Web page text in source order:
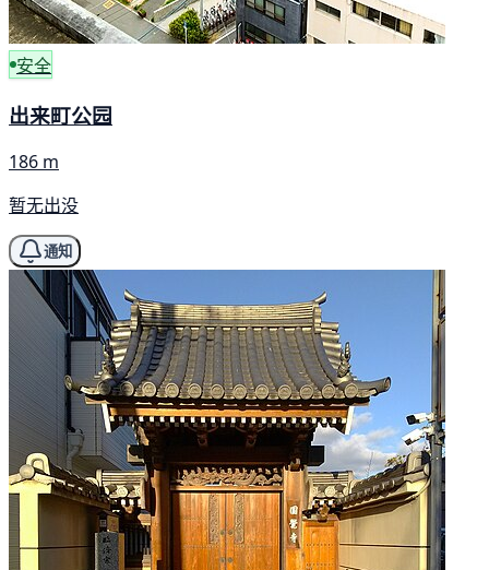
安全
出来町公园
186 m
暂无出没
通知